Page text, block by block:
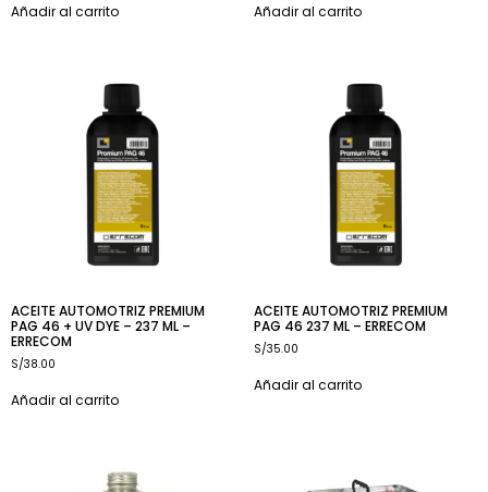
Añadir al carrito Añadir al carrito
ACEITE AUTOMOTRIZ PREMIUM
PAG 46 + UV DYE – 237 ML –
ERRECOM
S/38.00
Añadir al carrito
ACEITE AUTOMOTRIZ PREMIUM
PAG 46 237 ML – ERRECOM
S/35.00
Añadir al carrito